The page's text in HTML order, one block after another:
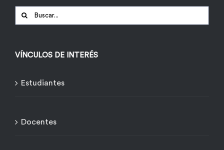
Buscar:
VÍNCULOS DE INTERÉS
Estudiantes
Docentes